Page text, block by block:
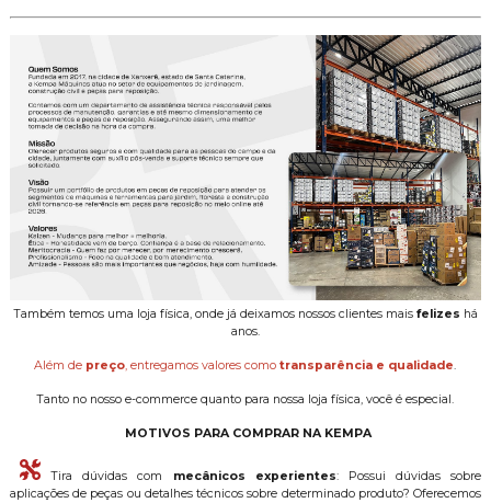
Também temos uma loja física, onde já deixamos nossos clientes mais felizes há
anos.
Além de preço, entregamos valores comotransparência e qualidade.
Tanto no nosso e-commerce quanto para nossa loja física, você é especial.
MOTIVOS PARA COMPRAR NA KEMPA
Tira dúvidas com mecânicos experientes: Possui dúvidas sobre
aplicações de peças ou detalhes técnicos sobre determinado produto? Oferecemos